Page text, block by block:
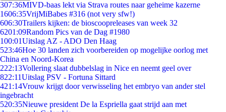
307:36MIVD-baas lekt via Strava routes naar geheime kazerne
1606:35VrijMiBabes #316 (not very sfw!)
606:30Trailers kijken: de bioscoopreleases van week 32
6201:09Random Pics van de Dag #1980
100:01Uitslag AZ - ADO Den Haag
523:46Hoe 30 landen zich voorbereiden op mogelijke oorlog met
China en Noord-Korea
222:13Vollering slaat dubbelslag in Nice en neemt geel over
822:11Uitslag PSV - Fortuna Sittard
421:14Vrouw krijgt door verwisseling het embryo van ander stel
ingebracht
520:35Nieuwe president De la Espriella gaat strijd aan met